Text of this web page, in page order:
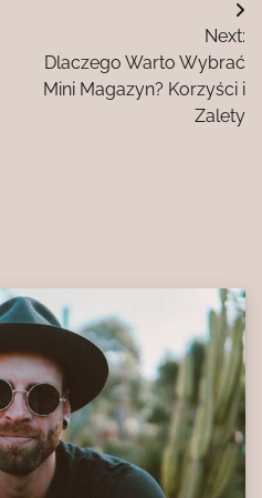
Next:
Dlaczego Warto Wybrać
Mini Magazyn? Korzyści i
Zalety